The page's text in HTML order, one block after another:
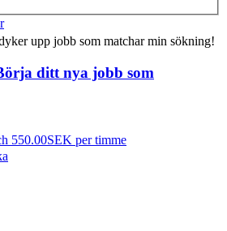
upp jobb som matchar min sökning!
ditt nya jobb som
550.00SEK per timme